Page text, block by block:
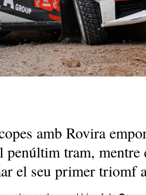
amb Rovira
penúltim tram,
el seu primer triomf